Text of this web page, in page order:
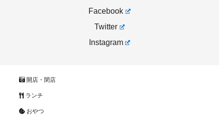
Facebook
Twitter
Instagram
開店・閉店
ランチ
おやつ